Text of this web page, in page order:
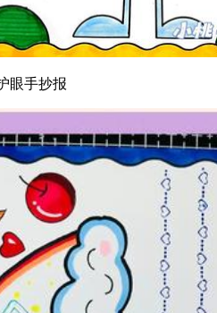
眼手抄报